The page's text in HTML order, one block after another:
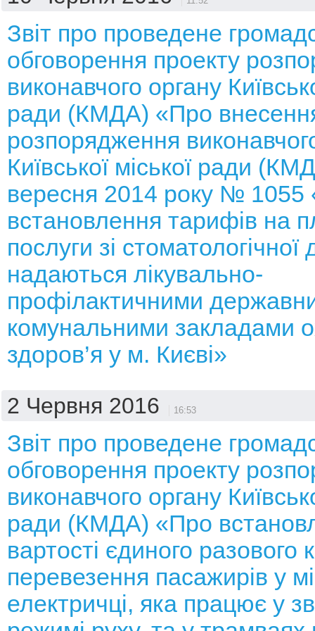
Звіт про проведене
обговорення проекту
виконавчого органу
ради (КМДА) «Про
розпорядження
Київської міської ради
вересня 2014 року № 1055
встановлення тарифів на
послуги зі стоматологічної
надаються лікувально-
профілактичними
комунальними закладами
здоров’я у м. Києві»
2 Червня 2016 16:53
Звіт про проведене
обговорення проекту
виконавчого органу
ради (КМДА) «Про
вартості єдиного разового
перевезення пасажирів у
електричці, яка працює у